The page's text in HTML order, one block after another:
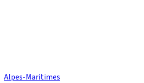
Alpes-Maritimes